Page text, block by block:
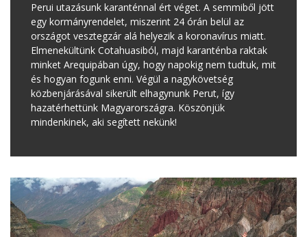
Perui utazásunk karanténnal ért véget. A semmiből jött
egy kormányrendelet, miszerint 24 órán belül az
országot vesztegzár alá helyezik a koronavírus miatt.
Elmenekültünk Cotahuasiból, majd karanténba raktak
minket Arequipában úgy, hogy napokig nem tudtuk, mit
és hogyan fogunk enni. Végül a nagykövetség
közbenjárásával sikerült elhagynunk Perut, így
hazatérhettünk Magyarországra. Köszönjük
mindenkinek, aki segített nekünk!